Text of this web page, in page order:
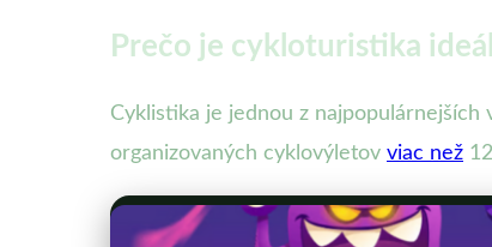
Prečo je cykloturistika
Cyklistika je jednou z
organizovaných cyklovýletov viac než